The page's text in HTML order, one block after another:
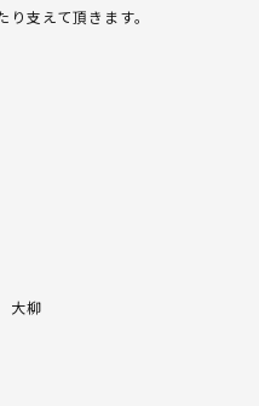
支えて頂きます。
大柳